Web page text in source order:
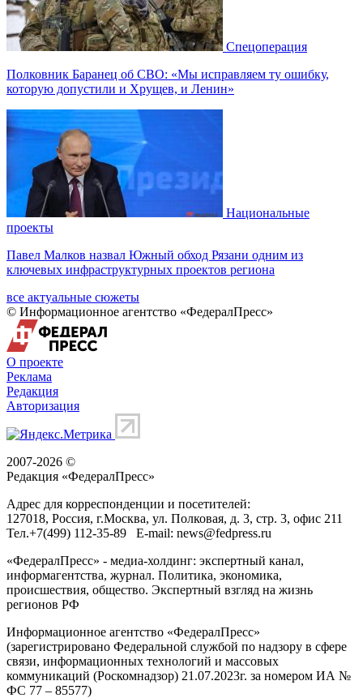
Спецоперация
Полковник Баранец об СВО: «Мы исправляем ту ошибку,
которую допустили и Хрущев, и Ленин»
Национальные
проекты
Павел Малков назвал Южный обход Рязани одним из
ключевых инфраструктурных проектов региона
все актуальные сюжеты
© Информационное агентство «ФедералПресс»
О проекте
Реклама
Редакция
Авторизация
2007-2026 ©
Редакция «ФедералПресс»
Адрес для корреспонденции и посетителей:
127018, Россия, г.Москва, ул. Полковая, д. 3, стр. 3, офис 211
Тел.+7(499) 112-35-89 E-mail: news@fedpress.ru
«ФедералПресс» - медиа-холдинг: экспертный канал,
информагентства, журнал. Политика, экономика,
происшествия, общество. Экспертный взгляд на жизнь
регионов РФ
Информационное агентство «ФедералПресс»
(зарегистрировано Федеральной службой по надзору в сфере
связи, информационных технологий и массовых
коммуникаций (Роскомнадзор) 21.07.2023г. за номером ИА №
ФС 77 – 85577)